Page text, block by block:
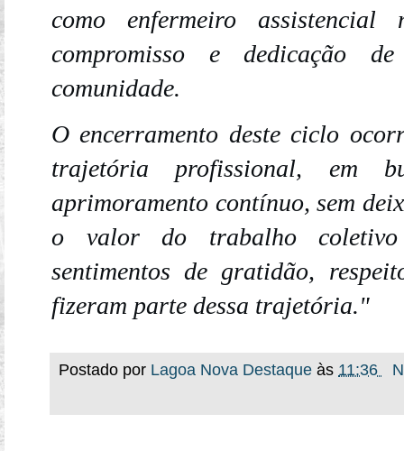
como enfermeiro
compromisso e dedicação
comunidade.
O encerramento deste ciclo
trajetória profissional, em
aprimoramento contínuo, sem
o valor do trabalho
sentimentos de gratidão,
fizeram parte dessa trajetória."
Postado por Lagoa Nova Destaque às 11:36